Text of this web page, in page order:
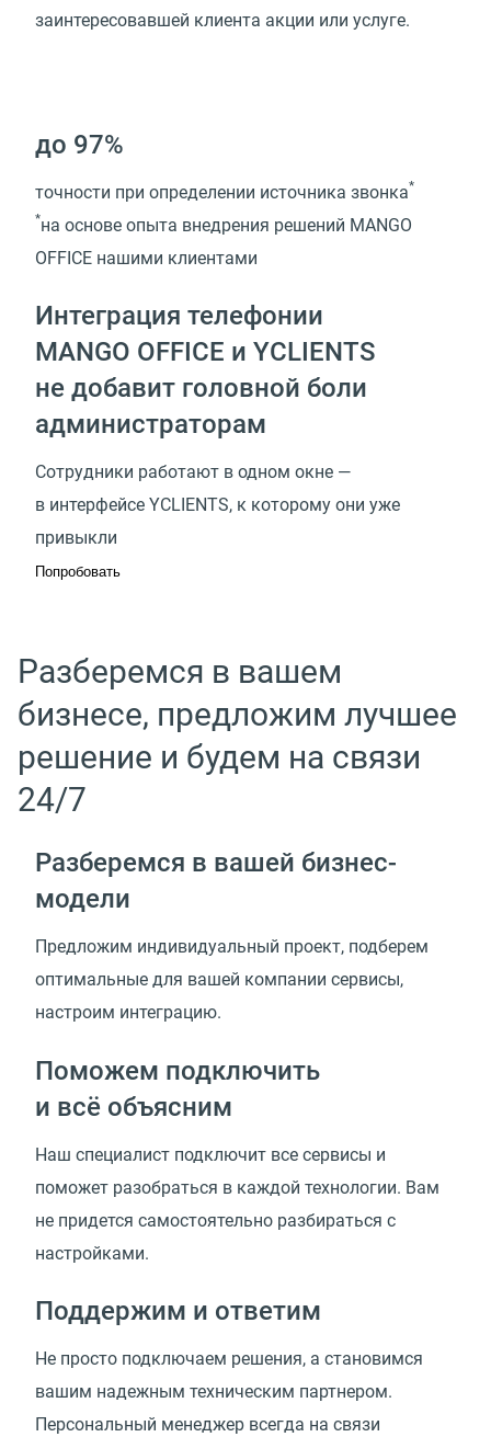
заинтересовавшей клиента акции или услуге.
до 97%
точности при определении источника звонка*
*на основе опыта внедрения решений MANGO
OFFICE нашими клиентами
Интеграция телефонии
MANGO OFFICE и YCLIENTS
не добавит головной боли
администраторам
Сотрудники работают в одном окне —
в интерфейсе YCLIENTS, к которому они уже
привыкли
Попробовать
Разберемся в вашем
бизнесе, предложим лучшее
решение и будем на связи
24/7
Разберемся в вашей бизнес-
модели
Предложим индивидуальный проект, подберем
оптимальные для вашей компании сервисы,
настроим интеграцию.
Поможем подключить
и всё объясним
Наш специалист подключит все сервисы и
поможет разобраться в каждой технологии. Вам
не придется самостоятельно разбираться с
настройками.
Поддержим и ответим
Не просто подключаем решения, а становимся
вашим надежным техническим партнером.
Персональный менеджер всегда на связи